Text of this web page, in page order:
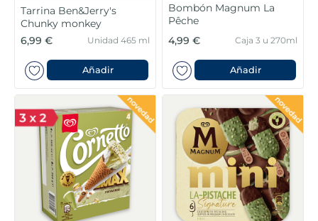
Tarrina Ben&Jerry's
Chunky monkey
6,99 €
Unidad 465 ml
Añadir
Bombón Magnum La
Pêche
4,99 €
Caja 3 u 270ml
Añadir